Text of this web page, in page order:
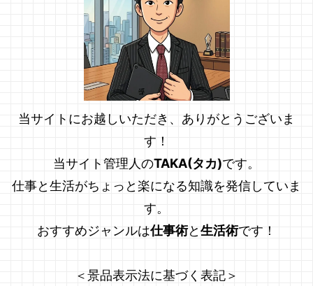
当サイトにお越しいただき、ありがとうございま
す！
当サイト管理人のTAKA(タカ)です。
仕事と生活がちょっと楽になる知識を発信していま
す。
おすすめジャンルは仕事術と生活術です！
＜景品表示法に基づく表記＞